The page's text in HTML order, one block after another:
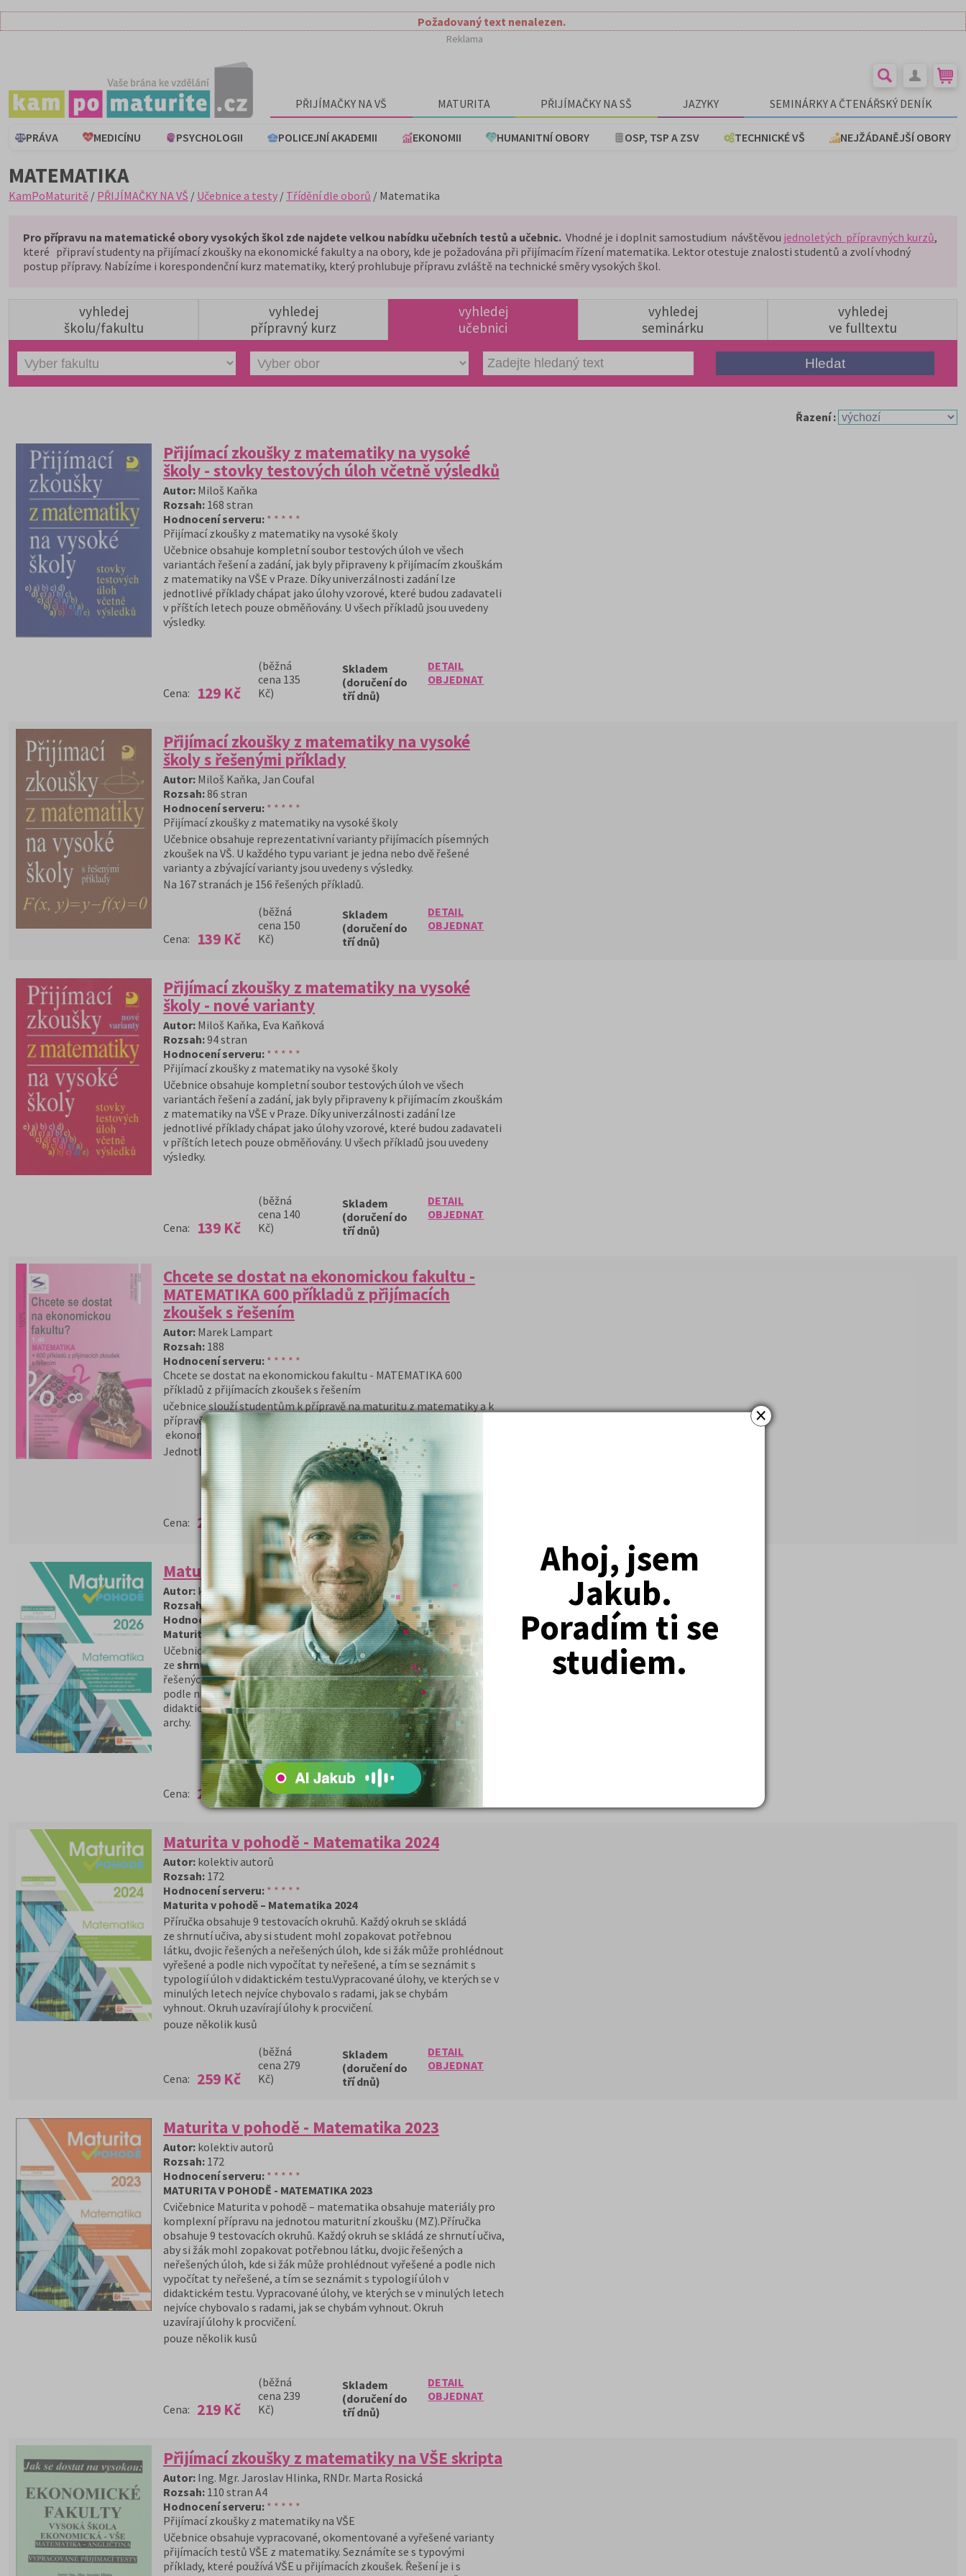
Požadovaný text nenalezen.
×
Ahoj, jsem
Jakub.
Poradím ti se
studiem.
Reklama
PŘIJÍMAČKY NA VŠ MATURITA PŘIJÍMAČKY NA SŠ JAZYKY SEMINÁRKY A ČTENÁŘSKÝ DENÍK
PRÁVA MEDICÍNU PSYCHOLOGII POLICEJNÍ AKADEMII EKONOMII HUMANITNÍ OBORY OSP, TSP A ZSV TECHNICKÉ VŠ NEJŽÁDANĚJŠÍ OBORY
MATEMATIKA
KamPoMaturitě / PŘIJÍMAČKY NA VŠ / Učebnice a testy / Třídění dle oborů / Matematika
Pro přípravu na matematické obory vysokých škol zde najdete velkou nabídku učebních testů a učebnic. Vhodné je i doplnit samostudium návštěvou jednoletých přípravných kurzů,
které připraví studenty na přijímací zkoušky na ekonomické fakulty a na obory, kde je požadována při přijímacím řízení matematika. Lektor otestuje znalosti studentů a zvolí vhodný
postup přípravy. Nabízíme i korespondenční kurz matematiky, který prohlubuje přípravu zvláště na technické směry vysokých škol.
vyhledej
školu/fakultu
vyhledej
přípravný kurz
vyhledej
učebnici
vyhledej
seminárku
vyhledej
ve fulltextu
Řazení :
Přijímací zkoušky z matematiky na vysoké
školy - stovky testových úloh včetně výsledků
Autor: Miloš Kaňka
Rozsah: 168 stran
Hodnocení serveru: * * * * *
Přijímací zkoušky z matematiky na vysoké školy
Učebnice obsahuje kompletní soubor testových úloh ve všech
variantách řešení a zadání, jak byly připraveny k přijímacím zkouškám
z matematiky na VŠE v Praze. Díky univerzálnosti zadání lze
jednotlivé příklady chápat jako úlohy vzorové, které budou zadavateli
v příštích letech pouze obměňovány. U všech příkladů jsou uvedeny
výsledky.
Cena: 129 Kč
(běžná
cena 135
Kč)
DETAIL
OBJEDNAT
Skladem
(doručení do
tří dnů)
Přijímací zkoušky z matematiky na vysoké
školy s řešenými příklady
Autor: Miloš Kaňka, Jan Coufal
Rozsah:86 stran
Hodnocení serveru: * * * * *
Přijímací zkoušky z matematiky na vysoké školy
Učebnice obsahuje reprezentativní varianty přijímacích písemných
zkoušek na VŠ. U každého typu variant je jedna nebo dvě řešené
varianty a zbývající varianty jsou uvedeny s výsledky.
Na 167 stranách je 156 řešených příkladů.
Cena: 139 Kč
(běžná
cena 150
Kč)
DETAIL
OBJEDNAT
Skladem
(doručení do
tří dnů)
Přijímací zkoušky z matematiky na vysoké
školy - nové varianty
Autor: Miloš Kaňka, Eva Kaňková
Rozsah:94 stran
Hodnocení serveru: * * * * *
Přijímací zkoušky z matematiky na vysoké školy
Učebnice obsahuje kompletní soubor testových úloh ve všech
variantách řešení a zadání, jak byly připraveny k přijímacím zkouškám
z matematiky na VŠE v Praze. Díky univerzálnosti zadání lze
jednotlivé příklady chápat jako úlohy vzorové, které budou zadavateli
v příštích letech pouze obměňovány. U všech příkladů jsou uvedeny
výsledky.
Cena: 139 Kč
(běžná
cena 140
Kč)
DETAIL
OBJEDNAT
Skladem
(doručení do
tří dnů)
Chcete se dostat na ekonomickou fakultu -
MATEMATIKA 600 příkladů z přijímacích
zkoušek s řešením
Autor: Marek Lampart
Rozsah: 188
Hodnocení serveru: * * * * *
Chcete se dostat na ekonomickou fakultu - MATEMATIKA 600
příkladů z přijímacích zkoušek s řešením
učebnice slouží studentům k přípravě na maturitu z matematiky a k
přípravě na přijímací zkoušky z matematiky na Vysoké školy
ekonomického a technického zaměření.
Jednotlivé kapitoly jsou doplněny vysvětlením a příklady s řešením.
Cena: 245 Kč
(běžná
cena 235
Kč)
DETAIL
OBJEDNAT
Skladem
(doručení do
tří dnů)
Maturita v pohodě – Matematika 2026
Autor: kolektiv autorů
Rozsah:180
Hodnocení serveru:* * * * *
Maturita v pohodě –Matematika 2026
Učebnice obsahuje 9 testovacích okruhů. Každý okruh se skládá
ze shrnutí učiva, aby si žák mohl zopakovat potřebnou látku, dvojic
řešených a neřešených úloh, kde si žák může prohlédnout vyřešené a
podle nich vypočítat ty neřešené, a tím se seznámit s typologií úloh v
didaktickém testu. + 5 ukázkových didaktických testu i s odpovědními
archy.
Cena: 289 Kč
(běžná
cena 299
Kč)
DETAIL
OBJEDNAT
Skladem
(doručení do
tří dnů)
Maturita v pohodě - Matematika 2024
Autor: kolektiv autorů
Rozsah: 172
Hodnocení serveru: * * * * *
Maturita v pohodě – Matematika 2024
Příručka obsahuje 9 testovacích okruhů. Každý okruh se skládá
ze shrnutí učiva, aby si student mohl zopakovat potřebnou
látku, dvojic řešených a neřešených úloh, kde si žák může prohlédnout
vyřešené a podle nich vypočítat ty neřešené, a tím se seznámit s
typologií úloh v didaktickém testu.Vypracované úlohy, ve kterých se v
minulých letech nejvíce chybovalo s radami, jak se chybám
vyhnout. Okruh uzavírají úlohy k procvičení.
pouze několik kusů
Cena: 259 Kč
(běžná
cena 279
Kč)
DETAIL
OBJEDNAT
Skladem
(doručení do
tří dnů)
Maturita v pohodě - Matematika 2023
Autor: kolektiv autorů
Rozsah: 172
Hodnocení serveru: * * * * *
MATURITA V POHODĚ - MATEMATIKA 2023
Cvičebnice Maturita v pohodě – matematika obsahuje materiály pro
komplexní přípravu na jednotou maturitní zkoušku (MZ).Příručka
obsahuje 9 testovacích okruhů. Každý okruh se skládá ze shrnutí učiva,
aby si žák mohl zopakovat potřebnou látku, dvojic řešených a
neřešených úloh, kde si žák může prohlédnout vyřešené a podle nich
vypočítat ty neřešené, a tím se seznámit s typologií úloh v
didaktickém testu. Vypracované úlohy, ve kterých se v minulých letech
nejvíce chybovalo s radami, jak se chybám vyhnout. Okruh
uzavírají úlohy k procvičení.
pouze několik kusů
Cena: 219 Kč
(běžná
cena 239
Kč)
DETAIL
OBJEDNAT
Skladem
(doručení do
tří dnů)
Přijímací zkoušky z matematiky na VŠE skripta
Autor: Ing. Mgr. Jaroslav Hlinka, RNDr. Marta Rosická
Rozsah: 110 stran A4
Hodnocení serveru: * * * * *
Přijímací zkoušky z matematiky na VŠE
Učebnice obsahuje vypracované, okomentované a vyřešené varianty
přijímacích testů VŠE z matematiky. Seznámíte se s typovými
příklady, které používá VŠE u přijímacích zkoušek. Řešení je i s